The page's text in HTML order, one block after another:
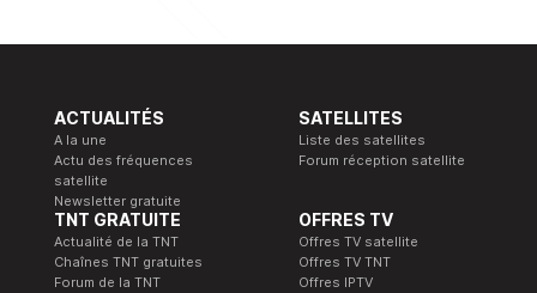
ACTUALITÉS
A la une
Actu des fréquences
satellite
Newsletter gratuite
SATELLITES
Liste des satellites
Forum réception satellite
TNT GRATUITE
Actualité de la TNT
Chaînes TNT gratuites
Forum de la TNT
OFFRES TV
Offres TV satellite
Offres TV TNT
Offres IPTV